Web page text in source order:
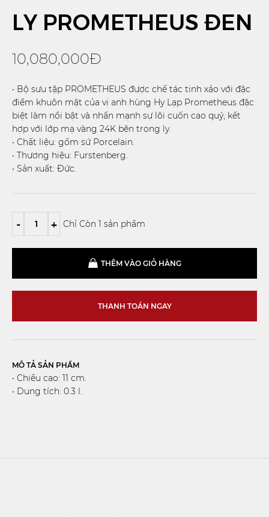
LY PROMETHEUS ĐEN
10,080,000Đ
• Bộ sưu tập PROMETHEUS được chế tác tinh xảo với đặc
điểm khuôn mặt của vị anh hùng Hy Lạp Prometheus đặc
biệt làm nổi bật và nhấn mạnh sự lôi cuốn cao quý, kết
hợp với lớp mạ vàng 24K bên trong ly.
• Chất liệu: gốm sứ Porcelain.
• Thương hiệu: Furstenberg.
• Sản xuất: Đức.
- + Chỉ Còn 1 sản phẩm
THÊM VÀO GIỎ HÀNG
THANH TOÁN NGAY
MÔ TẢ SẢN PHẨM
• Chiều cao: 11 cm.
• Dung tích: 0.3 l.